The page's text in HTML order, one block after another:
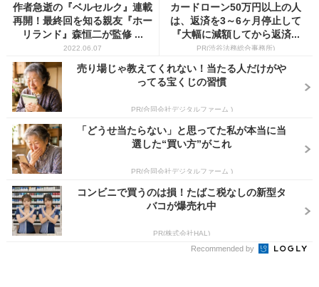
作者急逝の『ベルセルク』連載
再開！最終回を知る親友『ホー
リランド』森恒二が監修 ...
2022.06.07
カードローン50万円以上の人
は、返済を3～6ヶ月停止して
『大幅に減額してから返済...
PR(渋谷法務総合事務所)
売り場じゃ教えてくれない！当たる人だけがや
ってる宝くじの習慣
PR(合同会社デジタルファーム )
「どうせ当たらない」と思ってた私が本当に当
選した“買い方”がこれ
PR(合同会社デジタルファーム )
コンビニで買うのは損！たばこ税なしの新型タ
バコが爆売れ中
PR(株式会社HAL)
Recommended by